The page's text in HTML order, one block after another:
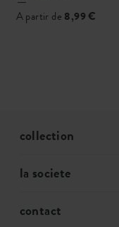
A partir de 8,99 €
collection
la societe
contact